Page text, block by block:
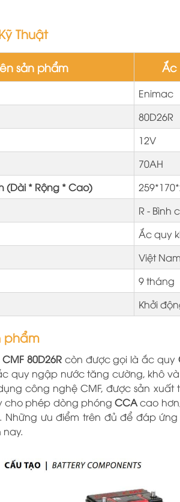
Thuật
sản phẩm Ắc
Enimac
80D26R
12V
70AH
(Dài * Rộng * Cao)
R - Bình
Ắc quy
Việt Nam
9 tháng
Khởi
phẩm
CMF 80D26R còn được gọi là ắc quy
quy ngập nước tăng cường, khô
công nghệ CMF, được sản
cho phép dòng phóngCCAcao
Những ưu điểm trên đủ để đáp
nay.